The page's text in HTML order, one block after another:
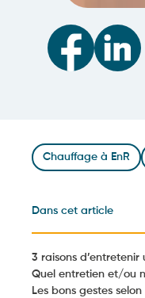
Chauffage à EnR
Dans cet article
3 raisons
Quel entretien et/ou
Les bons gestes